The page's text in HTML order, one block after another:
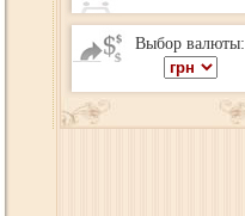
Выбор валюты: